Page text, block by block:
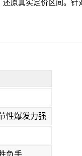
原真实定价区间。
性爆发力强
负手